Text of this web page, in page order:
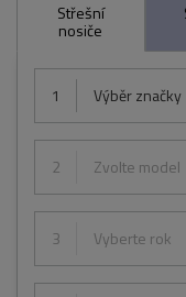
Střešní
nosiče
1 Výběr značky
2 Zvolte model
3 Vyberte rok